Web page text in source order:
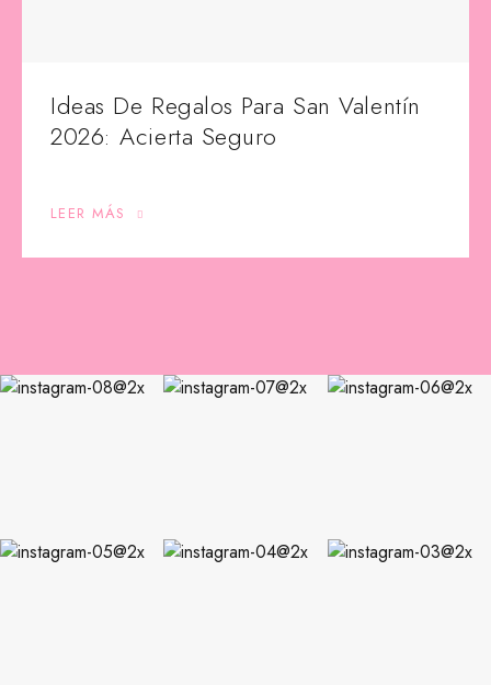
Ideas De Regalos Para San Valentín
2026: Acierta Seguro
LEER MÁS